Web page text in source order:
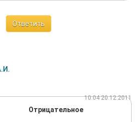
Ответить
10:04 20.12.2011
Отрицательное